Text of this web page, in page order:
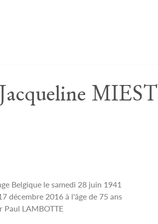
MIEST
Belgique le samedi 28 juin 1941
décembre 2016 à l'âge de 75 ans
Paul LAMBOTTE